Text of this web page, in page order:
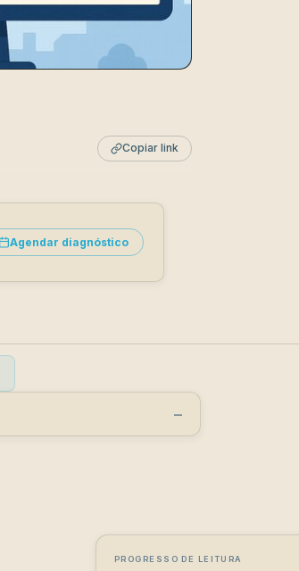
Copiar link
Agendar diagnóstico
−
PROGRESSO DE LEITURA